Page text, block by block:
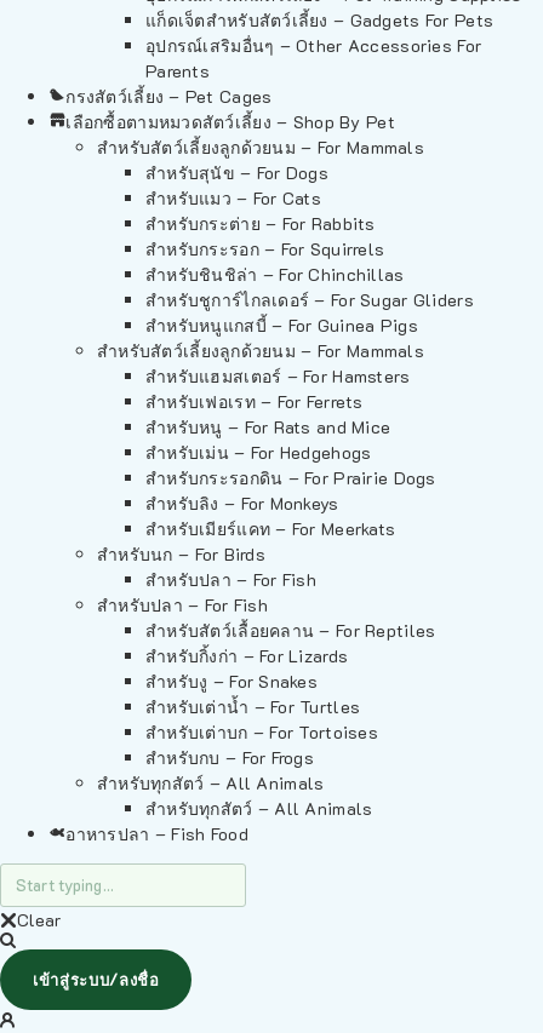
แก็ดเจ็ตสำหรับสัตว์เลี้ยง – Gadgets For Pets
อุปกรณ์เสริมอื่นๆ – Other Accessories For
Parents
กรงสัตว์เลี้ยง – Pet Cages
เลือกซื้อตามหมวดสัตว์เลี้ยง – Shop By Pet
สำหรับสัตว์เลี้ยงลูกด้วยนม – For Mammals
สำหรับสุนัข – For Dogs
สำหรับแมว – For Cats
สำหรับกระต่าย – For Rabbits
สำหรับกระรอก – For Squirrels
สำหรับชินชิล่า – For Chinchillas
สำหรับชูการ์ไกลเดอร์ – For Sugar Gliders
สำหรับหนูแกสบี้ – For Guinea Pigs
สำหรับสัตว์เลี้ยงลูกด้วยนม – For Mammals
สำหรับแฮมสเตอร์ – For Hamsters
สำหรับเฟอเรท – For Ferrets
สำหรับหนู – For Rats and Mice
สำหรับเม่น – For Hedgehogs
สำหรับกระรอกดิน – For Prairie Dogs
สำหรับลิง – For Monkeys
สำหรับเมียร์แคท – For Meerkats
สำหรับนก – For Birds
สำหรับปลา – For Fish
สำหรับปลา – For Fish
สำหรับสัตว์เลื้อยคลาน – For Reptiles
สำหรับกิ้งก่า – For Lizards
สำหรับงู – For Snakes
สำหรับเต่าน้ำ – For Turtles
สำหรับเต่าบก – For Tortoises
สำหรับกบ – For Frogs
สำหรับทุกสัตว์ – All Animals
สำหรับทุกสัตว์ – All Animals
อาหารปลา – Fish Food
Clear
เข้าสู่ระบบ/ลงชื่อ